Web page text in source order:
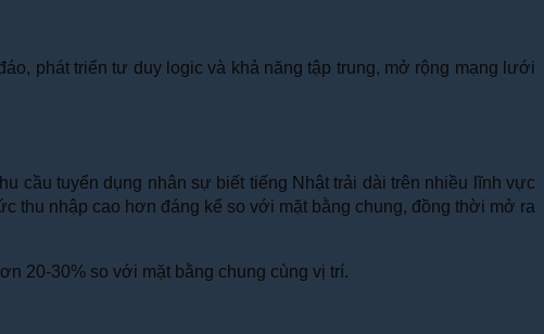
phát triển tư duy logic và khả năng tập trung, mở rộng mạng lưới
cầu tuyển dụng nhân sự biết tiếng Nhật trải dài trên nhiều lĩnh vực
thu nhập cao hơn đáng kể so với mặt bằng chung, đồng thời mở ra
20-30% so với mặt bằng chung cùng vị trí.